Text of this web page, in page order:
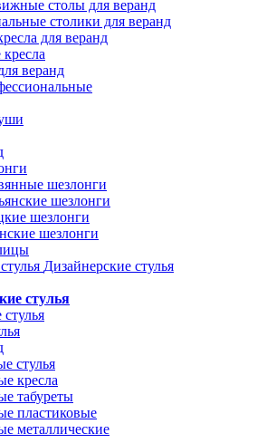
столы для веранд
столики для веранд
для веранд
веранд
шезлонги
шезлонги
шезлонги
шезлонги
Дизайнерские стулья
стулья
стулья
кресла
табуреты
пластиковые
металлические